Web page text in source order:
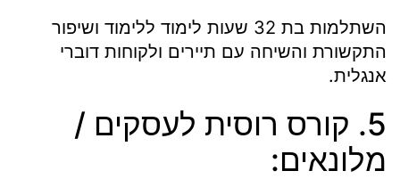
השתלמות בת 32 שעות לימוד ללימוד ושיפור
התקשורת והשיחה עם תיירים ולקוחות דוברי
אנגלית.
5. קורס רוסית לעסקים /
מלונאים: